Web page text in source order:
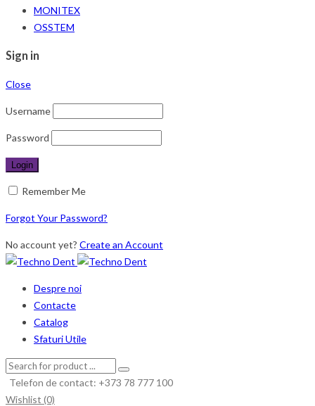
MONITEX
OSSTEM
Sign in
Close
Username
Password
Remember Me
Forgot Your Password?
No account yet? Create an Account
Despre noi
Contacte
Catalog
Sfaturi Utile
Telefon de contact: +373 78 777 100
Wishlist (0)